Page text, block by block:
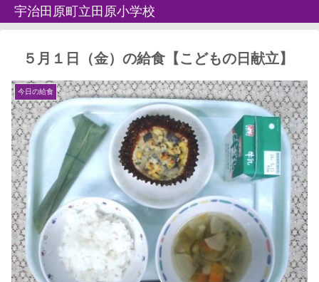
宇治田原町立田原小学校
５月１日（金）の給食【こどもの日献立】
今日の給食